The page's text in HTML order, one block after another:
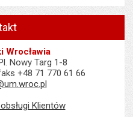
Wrocławia
Nowy Targ 1-8
+48 71 770 61 66
Klientów